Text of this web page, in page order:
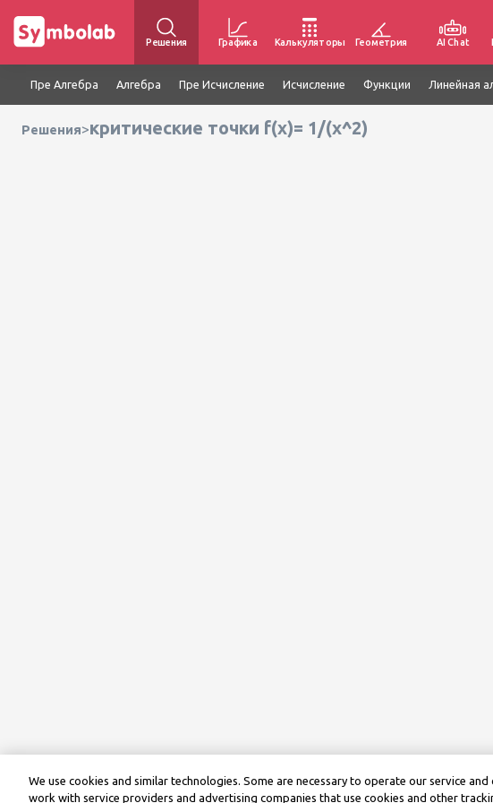
Решения Графика Калькуляторы Геометрия AI Chat
Пре Алгебра Алгебра Пре Исчисление Исчисление Функции Линейная
Решения>критические точки f(x)= 1/(x^2)
We use cookies and similar technologies. Some are necessary to operate our service and
work with service providers and advertising companies that use cookies and other